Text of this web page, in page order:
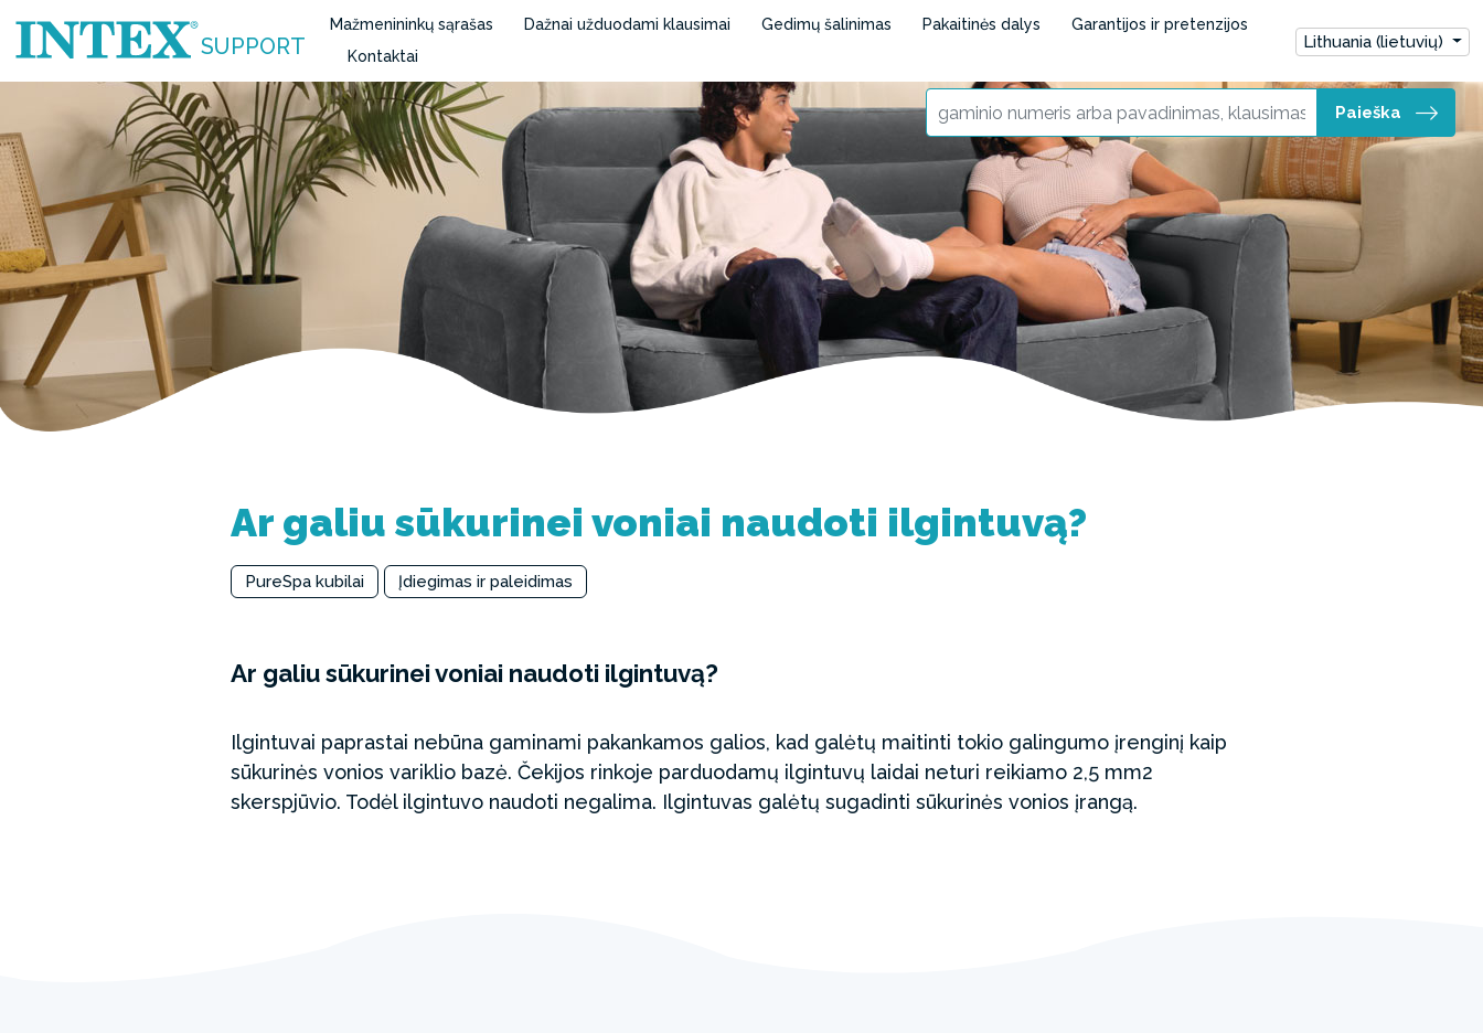
SUPPORT
Mažmenininkų sąrašas Dažnai užduodami klausimai Gedimų šalinimas Pakaitinės dalys
Garantijos ir pretenzijos
Kontaktai
Lithuania (lietuvių)
Paieška
Ar galiu sūkurinei voniai naudoti ilgintuvą?
PureSpa kubilai Įdiegimas ir paleidimas
Ar galiu sūkurinei voniai naudoti ilgintuvą?
Ilgintuvai paprastai nebūna gaminami pakankamos galios, kad galėtų maitinti tokio galingumo įrenginį kaip
sūkurinės vonios variklio bazė. Čekijos rinkoje parduodamų ilgintuvų laidai neturi reikiamo 2,5 mm2
skerspjūvio. Todėl ilgintuvo naudoti negalima. Ilgintuvas galėtų sugadinti sūkurinės vonios įrangą.